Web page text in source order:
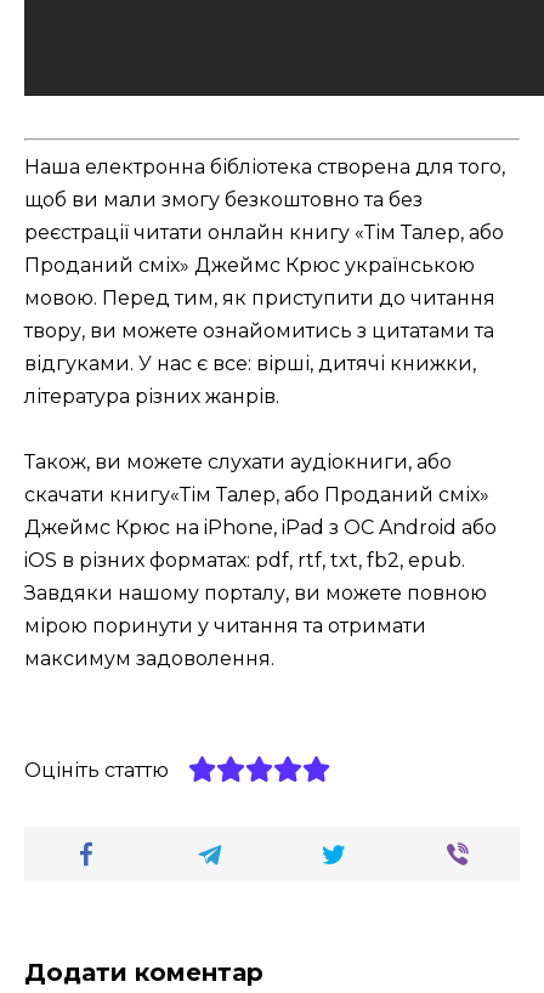
Наша електронна бібліотека створена для того,
щоб ви мали змогу безкоштовно та без
реєстрації читати онлайн книгу «Тім Талер, або
Проданий сміх» Джеймс Крюс українською
мовою. Перед тим, як приступити до читання
твору, ви можете ознайомитись з цитатами та
відгуками. У нас є все: вірші, дитячі книжки,
література різних жанрів.
Також, ви можете слухати аудіокниги, або
скачати книгу«Тім Талер, або Проданий сміх»
Джеймс Крюс на iPhone, iPad з ОС Android або
iOS в різних форматах: pdf, rtf, txt, fb2, epub.
Завдяки нашому порталу, ви можете повною
мірою поринути у читання та отримати
максимум задоволення.
Оцініть статтю
Додати коментар